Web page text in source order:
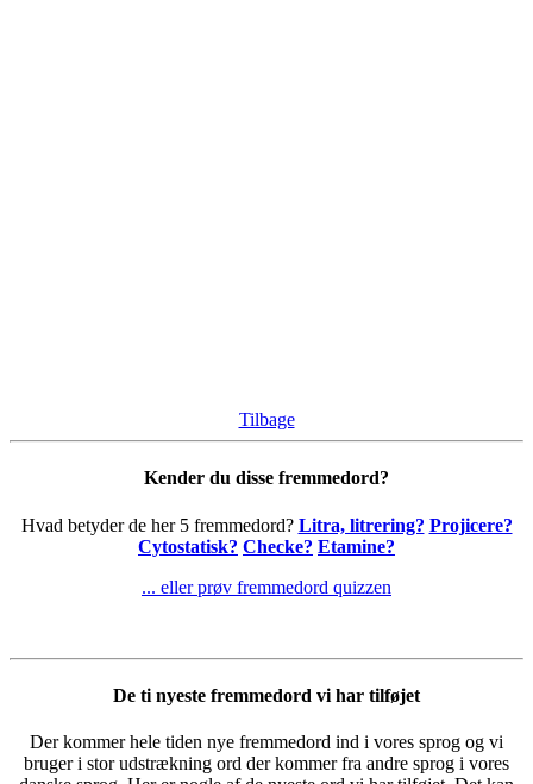
Tilbage
Kender du disse fremmedord?
Hvad betyder de her 5 fremmedord? Litra, litrering? Projicere?
Cytostatisk? Checke? Etamine?
... eller prøv fremmedord quizzen
De ti nyeste fremmedord vi har tilføjet
Der kommer hele tiden nye fremmedord ind i vores sprog og vi
bruger i stor udstrækning ord der kommer fra andre sprog i vores